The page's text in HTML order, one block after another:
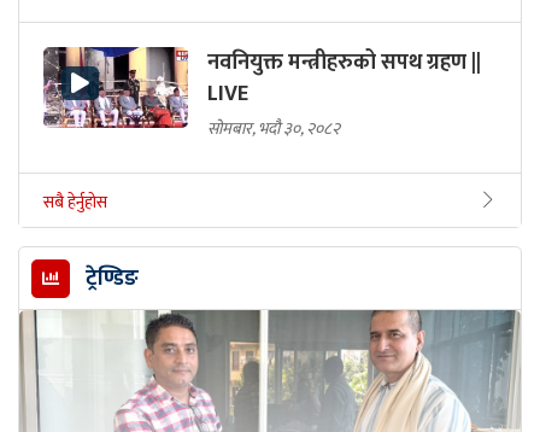
नवनियुक्त मन्त्रीहरुको सपथ ग्रहण ||
LIVE
सोमबार, भदौ ३०, २०८२
सबै हेर्नुहोस
ट्रेण्डिङ